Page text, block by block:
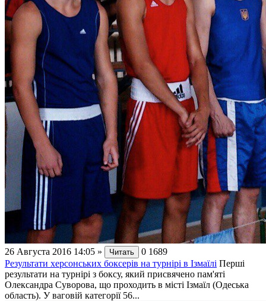
26 Августа 2016 14:05 » Читать 0 1689
Результати херсонських боксерів на турнірі в Ізмаїлі Перші
результати на турнірі з боксу, який присвячено пам'яті
Олександра Суворова, що проходить в місті Ізмаїл (Одеська
область). У ваговій категорії 56...